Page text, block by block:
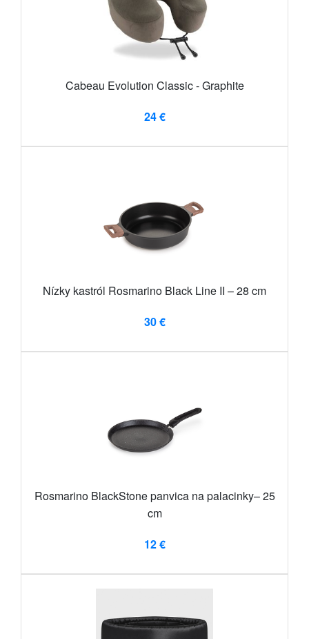
Cabeau Evolution Classic - Graphite
24 €
Nízky kastról Rosmarino Black Line II – 28 cm
30 €
Rosmarino BlackStone panvica na palacinky– 25
cm
12 €